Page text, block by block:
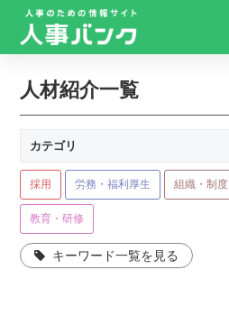
人材紹介一覧
カテゴリ
採用 労務・福利厚生 組織・制度
教育・研修
キーワード一覧を見る